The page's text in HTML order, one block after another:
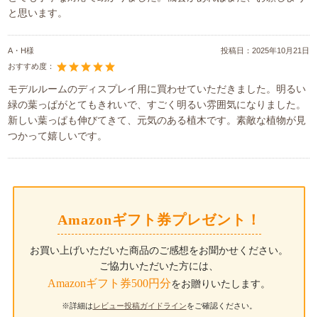
と思います。
A・H様 投稿日：2025年10月21日
おすすめ度：
モデルルームのディスプレイ用に買わせていただきました。明るい
緑の葉っぱがとてもきれいで、すごく明るい雰囲気になりました。
新しい葉っぱも伸びてきて、元気のある植木です。素敵な植物が見
つかって嬉しいです。
Amazonギフト券プレゼント！
お買い上げいただいた商品のご感想をお聞かせください。
ご協力いただいた方には、
Amazonギフト券500円分をお贈りいたします。
※詳細はレビュー投稿ガイドラインをご確認ください。